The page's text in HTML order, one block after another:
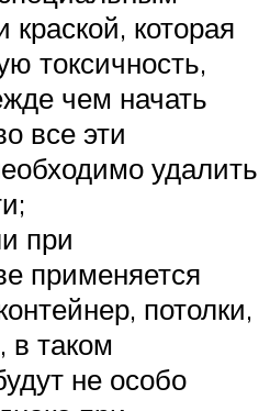
краской, которая
токсичность,
чем начать
все эти
удалить
при
применяется
потолки,
в таком
не особо